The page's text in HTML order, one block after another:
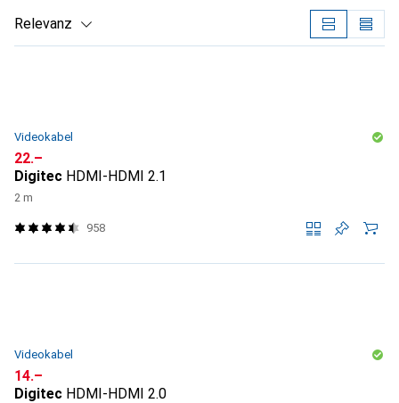
Relevanz
Videokabel
CHF
22.–
Digitec HDMI-HDMI 2.1
2 m
958
Videokabel
CHF
14.–
Digitec HDMI-HDMI 2.0